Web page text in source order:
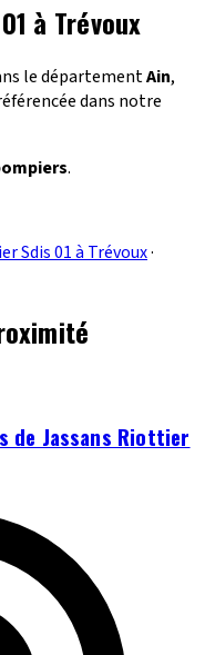
à Trévoux
le départementAin,
dans notre
.
Sdis 01 à Trévoux·
de Jassans Riottier